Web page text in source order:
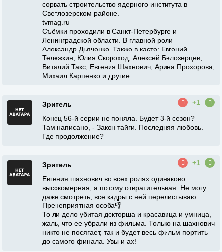
сорвать строительство ядерного института в
Светлозерском районе.
tvmag.ru
Съёмки проходили в Санкт-Петербурге и
Ленинградской области. В главной роли —
Александр Дьяченко. Также в касте: Евгений
Тележкин, Юлия Скороход, Алексей Белозерцев,
Виталий Такс, Евгения Шахнович, Арина Прохорова,
Михаил Карпенко и другие
Зритель
+1
Конец 56-й серии не поняла. Будет 3-й сезон?
Там написано, - Закон тайги. Последняя любовь.
Где продолжение?
Зритель
+1
Евгения шахнович во всех ролях одинаково
высокомерная, а потому отвратительная. Не могу
даже смотреть, все кадры с ней перелистываю.
Пренеприятная особа👎
То ли дело убитая докторша и красавица и умница,
жаль, что ее убрали из фильма. Только на шахнович
никто не посягает, так и будет весь фильм портить
до самого финала. Увы и ах!